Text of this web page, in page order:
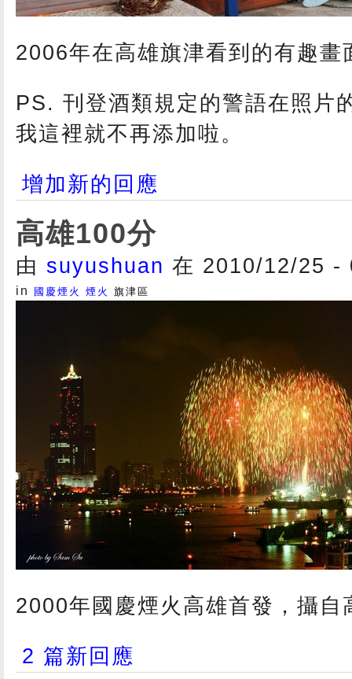
2006年在高雄旗津看到的有趣畫
PS. 刊登酒類規定的警語在照片
我這裡就不再添加啦。
增加新的回應
高雄100分
由 suyushuan 在 2010/12/25 -
in 國慶煙火 煙火 旗津區
2000年國慶煙火高雄首發，攝自
2 篇新回應